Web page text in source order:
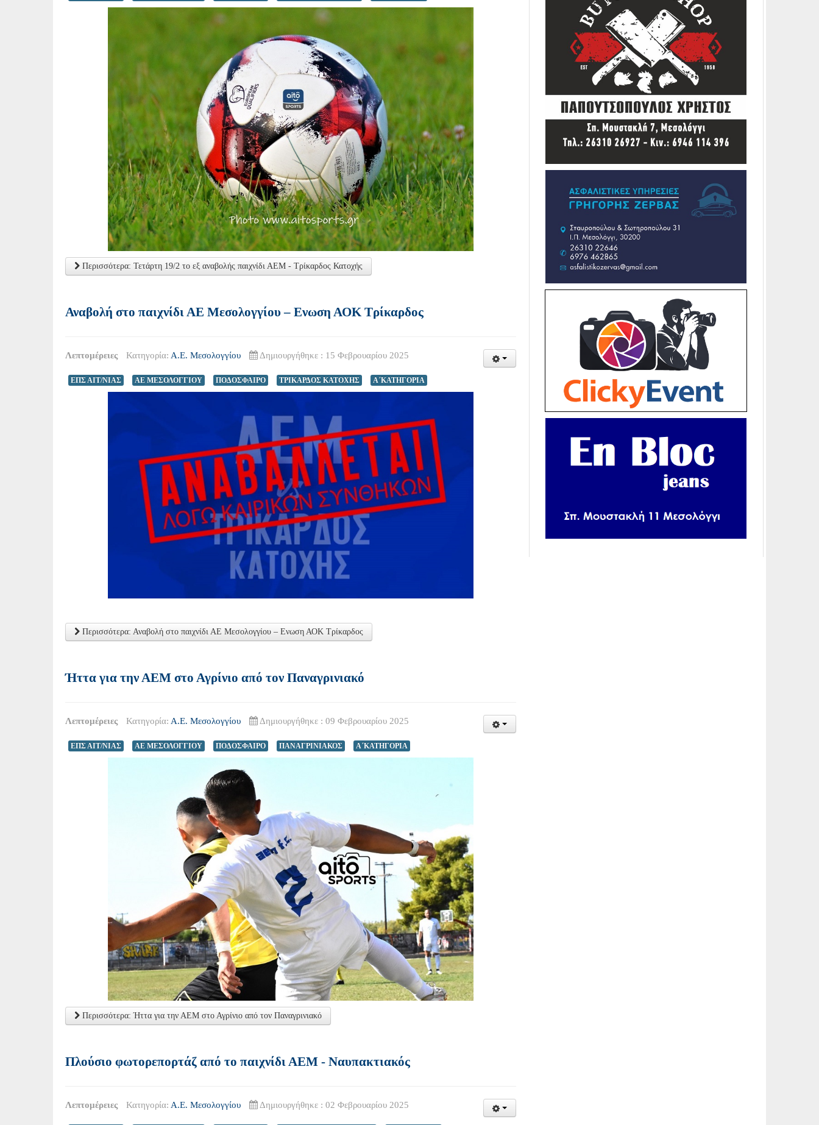
Περισσότερα: Τετάρτη 19/2 το εξ αναβολής παιχνίδι ΑΕΜ - Τρίκαρδος Κατοχής
Αναβολή στο παιχνίδι ΑΕ Μεσολογγίου – Ενωση ΑΟΚ Τρίκαρδος
Λεπτομέρειες Κατηγορία: Α.Ε. Μεσολογγίου Δημιουργήθηκε : 15 Φεβρουαρίου 2025
ΕΠΣ ΑΙΤ/ΝΙΑΣ ΑΕ ΜΕΣΟΛΟΓΓΙΟΥ ΠΟΔΟΣΦΑΙΡΟ ΤΡΙΚΑΡΔΟΣ ΚΑΤΟΧΗΣ Α΄ΚΑΤΗΓΟΡΙΑ
Περισσότερα: Αναβολή στο παιχνίδι ΑΕ Μεσολογγίου – Ενωση ΑΟΚ Τρίκαρδος
Ήττα για την ΑΕΜ στο Αγρίνιο από τον Παναγρινιακό
Λεπτομέρειες Κατηγορία: Α.Ε. Μεσολογγίου Δημιουργήθηκε : 09 Φεβρουαρίου 2025
ΕΠΣ ΑΙΤ/ΝΙΑΣ ΑΕ ΜΕΣΟΛΟΓΓΙΟΥ ΠΟΔΟΣΦΑΙΡΟ ΠΑΝΑΓΡΙΝΙΑΚΟΣ Α΄ΚΑΤΗΓΟΡΙΑ
Περισσότερα: Ήττα για την ΑΕΜ στο Αγρίνιο από τον Παναγρινιακό
Πλούσιο φωτορεπορτάζ από το παιχνίδι ΑΕΜ - Ναυπακτιακός
Λεπτομέρειες Κατηγορία: Α.Ε. Μεσολογγίου Δημιουργήθηκε : 02 Φεβρουαρίου 2025